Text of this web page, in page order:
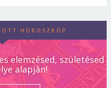
HOROSZKÓP
elemzésed, születésed
alapján!